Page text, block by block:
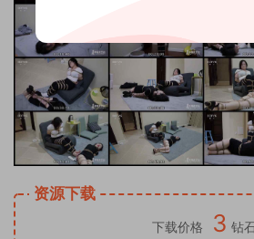
资源下载
下载价格 3 钻